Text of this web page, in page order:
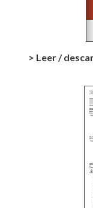
> Leer /